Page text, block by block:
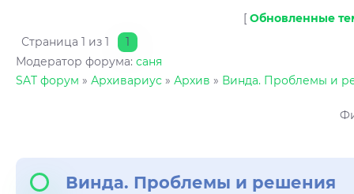
[ Обновленные
Страница 1 из 1
1
Модератор форума: саня
SAT форум » Архивариус » Архив » Винда. Проблемы и
Винда. Проблемы и решения